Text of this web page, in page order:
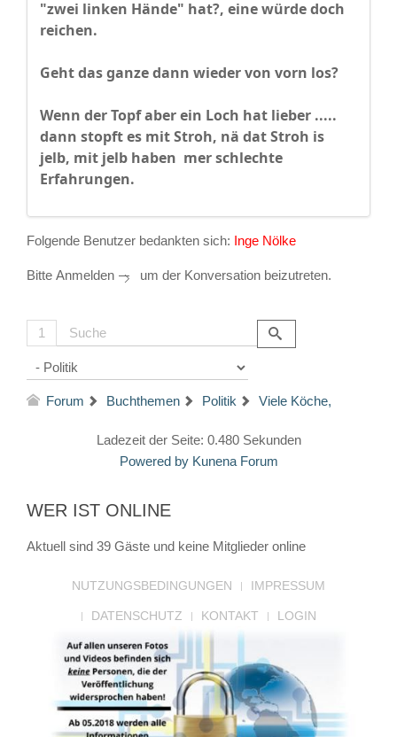
"zwei linken Hände" hat?, eine würde doch
reichen.
Geht das ganze dann wieder von vorn los?
Wenn der Topf aber ein Loch hat lieber .....
dann stopft es mit Stroh, nä dat Stroh is
jelb, mit jelb haben mer schlechte
Erfahrungen.
Folgende Benutzer bedankten sich: Inge Nölke
Bitte Anmelden um der Konversation beizutreten.
1
Forum Buchthemen Politik Viele Köche,
Ladezeit der Seite: 0.480 Sekunden
Powered by Kunena Forum
WER IST ONLINE
Aktuell sind 39 Gäste und keine Mitglieder online
NUTZUNGSBEDINGUNGEN IMPRESSUM
DATENSCHUTZ KONTAKT LOGIN